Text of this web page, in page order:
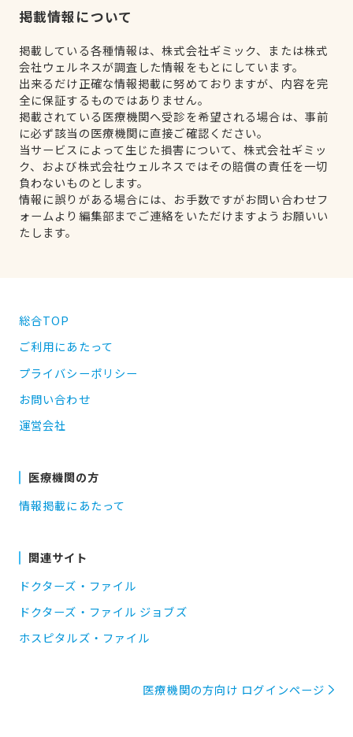
掲載情報について
掲載している各種情報は、株式会社ギミック、または株式
会社ウェルネスが調査した情報をもとにしています。
出来るだけ正確な情報掲載に努めておりますが、内容を完
全に保証するものではありません。
掲載されている医療機関へ受診を希望される場合は、事前
に必ず該当の医療機関に直接ご確認ください。
当サービスによって生じた損害について、株式会社ギミッ
ク、および株式会社ウェルネスではその賠償の責任を一切
負わないものとします。
情報に誤りがある場合には、お手数ですがお問い合わせフ
ォームより編集部までご連絡をいただけますようお願いい
たします。
総合TOP
ご利用にあたって
プライバシーポリシー
お問い合わせ
運営会社
医療機関の方
情報掲載にあたって
関連サイト
ドクターズ・ファイル
ドクターズ・ファイル ジョブズ
ホスピタルズ・ファイル
医療機関の方向け ログインページ